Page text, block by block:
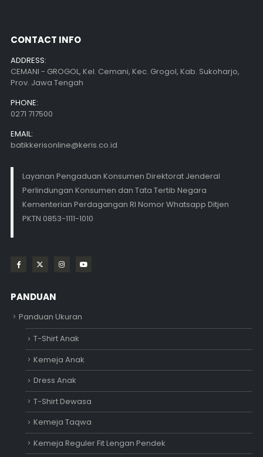
CONTACT INFO
ADDRESS:
CEMANI - GROGOL, Kel. Cemani, Kec. Grogol, Kab. Sukoharjo,
Prov. Jawa Tengah
PHONE:
0271 717500
EMAIL:
batikkerisonline@keris.co.id
Layanan Pengaduan Konsumen Direktorat Jenderal
Perlindungan Konsumen dan Tata Tertib Negara
Kementerian Perdagangan RI Nomor Whatsapp Ditjen
PKTN 0853-1111-1010
PANDUAN
Panduan Ukuran
T-Shirt Anak
Kemeja Anak
Dress Anak
T-Shirt Dewasa
Kemeja Taqwa
Kemeja Reguler Fit Lengan Pendek